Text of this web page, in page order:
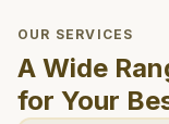
OUR SERVICES
A Wide
for Your